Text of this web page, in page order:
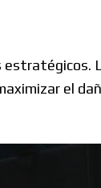
estratégicos.
el